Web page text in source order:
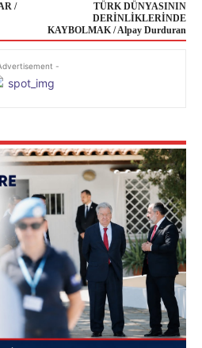
/
TÜRK DÜNYASININ
DERİNLİKLERİNDE
KAYBOLMAK / Alpay Durduran
-